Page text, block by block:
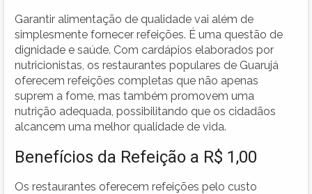
Garantir alimentação de qualidade vai além de
simplesmente fornecer refeições. É uma questão de
dignidade e saúde. Com cardápios elaborados por
nutricionistas, os restaurantes populares de Guarujá
oferecem refeições completas que não apenas
suprem a fome, mas também promovem uma
nutrição adequada, possibilitando que os cidadãos
alcancem uma melhor qualidade de vida.
Benefícios da Refeição a R$ 1,00
Os restaurantes oferecem refeições pelo custo